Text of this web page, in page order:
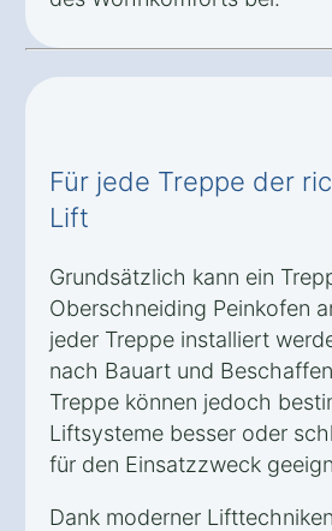
Für jede Treppe der
Lift
Grundsätzlich kann ein
Oberschneiding Peinkofen
jeder Treppe installiert
nach Bauart und
Treppe können jedoch
Liftsysteme besser oder
für den Einsatzzweck
Dank moderner